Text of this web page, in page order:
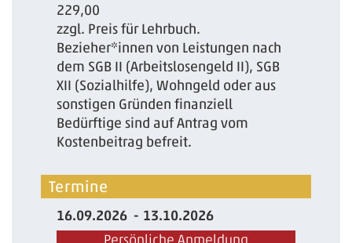
229,00
zzgl. Preis für Lehrbuch.
Bezieher*innen von Leistungen nach
dem SGB II (Arbeitslosengeld II), SGB
XII (Sozialhilfe), Wohngeld oder aus
sonstigen Gründen finanziell
Bedürftige sind auf Antrag vom
Kostenbeitrag befreit.
Termine
16.09.2026
13.10.2026